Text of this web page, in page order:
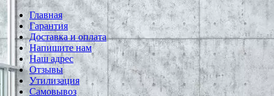
Главная
Гарантия
Доставка и оплата
Напишите нам
Наш адрес
Отзывы
Утилизация
Самовывоз